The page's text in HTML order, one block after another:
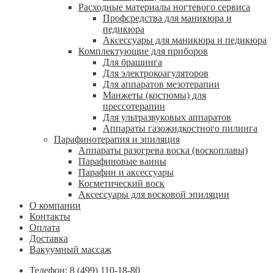
Расходные материалы ногтевого сервиса
Профсредства для маникюра и
педикюра
Аксессуары для маникюра и педикюра
Комплектующие для приборов
Для брашинга
Для электрокоагуляторов
Для аппаратов мезотерапии
Манжеты (костюмы) для
прессотерапии
Для ультразвуковых аппаратов
Аппараты газожидкостного пилинга
Парафинотерапия и эпиляция
Аппараты разогрева воска (воскоплавы)
Парафиновые ванны
Парафин и аксессуары
Косметический воск
Аксессуары для восковой эпиляции
О компании
Контакты
Оплата
Доставка
Вакуумный массаж
Телефон: 8 (499) 110-18-80